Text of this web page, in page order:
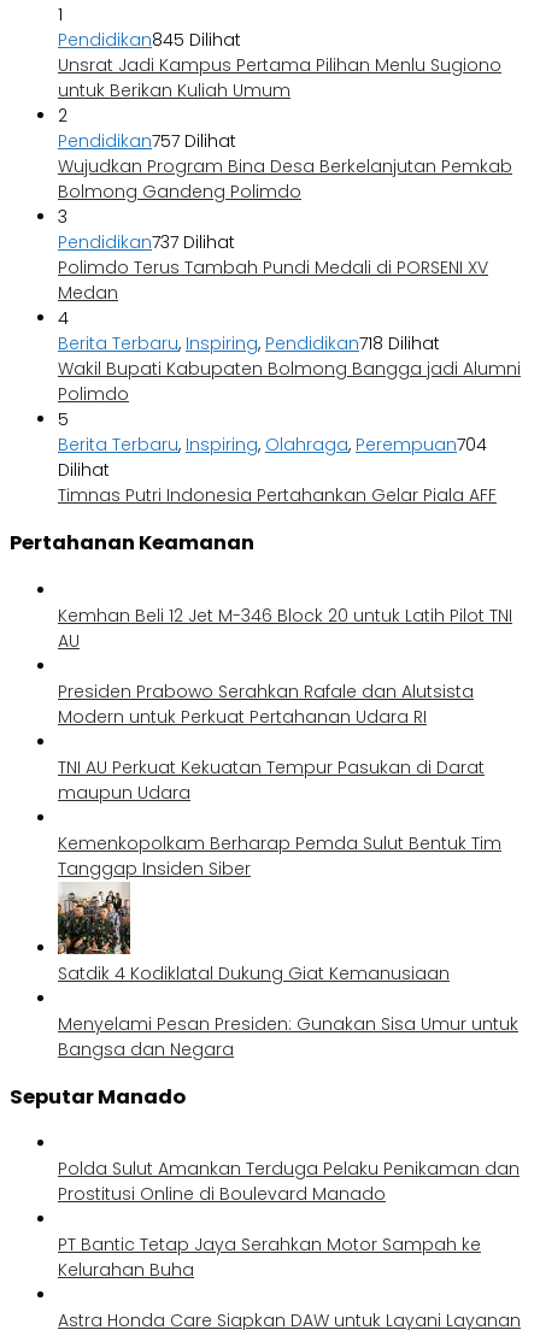
1
Pendidikan845 Dilihat
Unsrat Jadi Kampus Pertama Pilihan Menlu Sugiono
untuk Berikan Kuliah Umum
2
Pendidikan757 Dilihat
Wujudkan Program Bina Desa Berkelanjutan Pemkab
Bolmong Gandeng Polimdo
3
Pendidikan737 Dilihat
Polimdo Terus Tambah Pundi Medali di PORSENI XV
Medan
4
Berita Terbaru, Inspiring, Pendidikan718 Dilihat
Wakil Bupati Kabupaten Bolmong Bangga jadi Alumni
Polimdo
5
Berita Terbaru, Inspiring, Olahraga, Perempuan704
Dilihat
Timnas Putri Indonesia Pertahankan Gelar Piala AFF
Pertahanan Keamanan
Kemhan Beli 12 Jet M-346 Block 20 untuk Latih Pilot TNI
AU
Presiden Prabowo Serahkan Rafale dan Alutsista
Modern untuk Perkuat Pertahanan Udara RI
TNI AU Perkuat Kekuatan Tempur Pasukan di Darat
maupun Udara
Kemenkopolkam Berharap Pemda Sulut Bentuk Tim
Tanggap Insiden Siber
Satdik 4 Kodiklatal Dukung Giat Kemanusiaan
Menyelami Pesan Presiden: Gunakan Sisa Umur untuk
Bangsa dan Negara
Seputar Manado
Polda Sulut Amankan Terduga Pelaku Penikaman dan
Prostitusi Online di Boulevard Manado
PT Bantic Tetap Jaya Serahkan Motor Sampah ke
Kelurahan Buha
Astra Honda Care Siapkan DAW untuk Layani Layanan